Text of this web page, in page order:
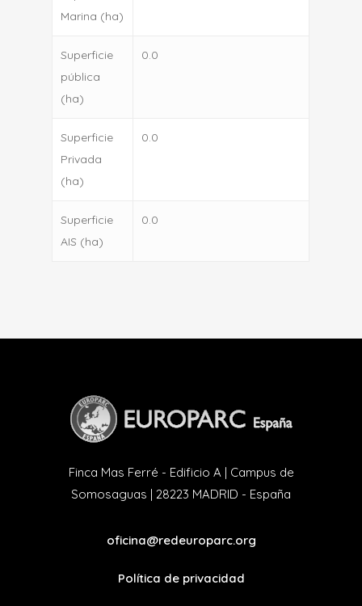
Marina (ha)
Superficie
pública
(ha)
0.0
Superficie
Privada
(ha)
0.0
Superficie
AIS (ha)
0.0
Finca Mas Ferré - Edificio A | Campus de
Somosaguas | 28223 MADRID - España
oficina@redeuroparc.org
Política de privacidad